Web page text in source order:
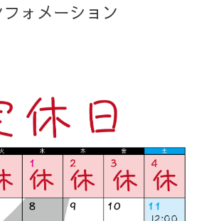
フォメーション